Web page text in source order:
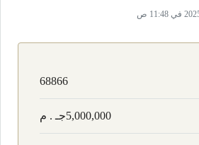
68866
5,000,000جـ . م